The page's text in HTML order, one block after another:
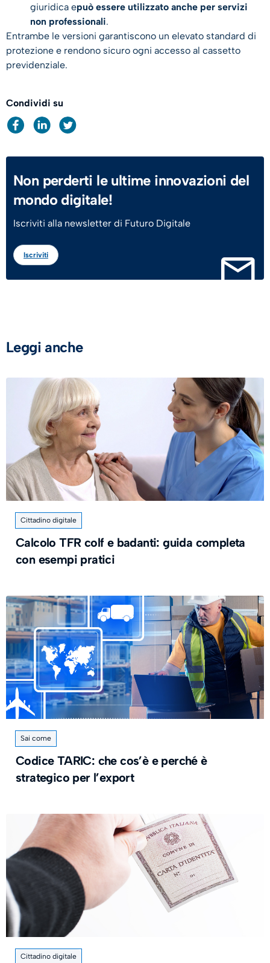
giuridica epuò essere utilizzato anche per servizi
non professionali.
Entrambe le versioni garantiscono un elevato standard di
protezione e rendono sicuro ogni accesso al cassetto
previdenziale.
Condividi su
Non perderti le ultime innovazioni del
mondo digitale!
Iscriviti alla newsletter di Futuro Digitale
Iscriviti
Leggi anche
Cittadino digitale
Calcolo TFR colf e badanti: guida completa
con esempi pratici
Sai come
Codice TARIC: che cos’è e perché è
strategico per l’export
Cittadino digitale